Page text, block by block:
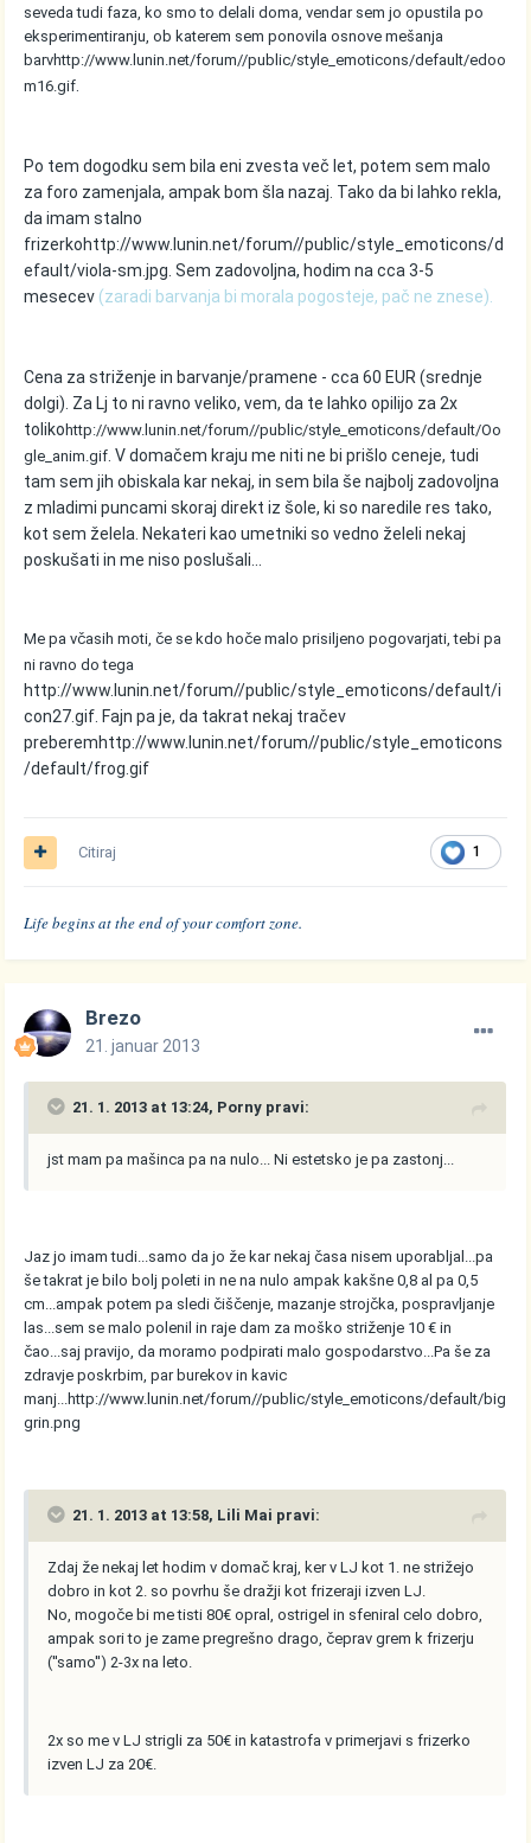
seveda tudi faza, ko smo to delali doma, vendar sem jo opustila po
eksperimentiranju, ob katerem sem ponovila osnove mešanja
barvhttp://www.lunin.net/forum//public/style_emoticons/default/edoo
m16.gif.
Po tem dogodku sem bila eni zvesta več let, potem sem malo
za foro zamenjala, ampak bom šla nazaj. Tako da bi lahko rekla,
da imam stalno
frizerkohttp://www.lunin.net/forum//public/style_emoticons/d
efault/viola-sm.jpg. Sem zadovoljna, hodim na cca 3-5
mesecev (zaradi barvanja bi morala pogosteje, pač ne znese).
Cena za striženje in barvanje/pramene - cca 60 EUR (srednje
dolgi). Za Lj to ni ravno veliko, vem, da te lahko opilijo za 2x
tolikohttp://www.lunin.net/forum//public/style_emoticons/default/Oo
gle_anim.gif. V domačem kraju me niti ne bi prišlo ceneje, tudi
tam sem jih obiskala kar nekaj, in sem bila še najbolj zadovoljna
z mladimi puncami skoraj direkt iz šole, ki so naredile res tako,
kot sem želela. Nekateri kao umetniki so vedno želeli nekaj
poskušati in me niso poslušali...
Me pa včasih moti, če se kdo hoče malo prisiljeno pogovarjati, tebi pa
ni ravno do tega
http://www.lunin.net/forum//public/style_emoticons/default/i
con27.gif. Fajn pa je, da takrat nekaj tračev
preberemhttp://www.lunin.net/forum//public/style_emoticons
/default/frog.gif
1
Citiraj
Life begins at the end of your comfort zone.
Brezo
21. januar 2013
21. 1. 2013 at 13:24, Porny pravi:
jst mam pa mašinca pa na nulo... Ni estetsko je pa zastonj...
Jaz jo imam tudi...samo da jo že kar nekaj časa nisem uporabljal...pa
še takrat je bilo bolj poleti in ne na nulo ampak kakšne 0,8 al pa 0,5
cm...ampak potem pa sledi čiščenje, mazanje strojčka, pospravljanje
las...sem se malo polenil in raje dam za moško striženje 10 € in
čao...saj pravijo, da moramo podpirati malo gospodarstvo...Pa še za
zdravje poskrbim, par burekov in kavic
manj...http://www.lunin.net/forum//public/style_emoticons/default/big
grin.png
21. 1. 2013 at 13:58, Lili Mai pravi:
Zdaj že nekaj let hodim v domač kraj, ker v LJ kot 1. ne strižejo
dobro in kot 2. so povrhu še dražji kot frizeraji izven LJ.
No, mogoče bi me tisti 80€ opral, ostrigel in sfeniral celo dobro,
ampak sori to je zame pregrešno drago, čeprav grem k frizerju
(''samo'') 2-3x na leto.
2x so me v LJ strigli za 50€ in katastrofa v primerjavi s frizerko
izven LJ za 20€.